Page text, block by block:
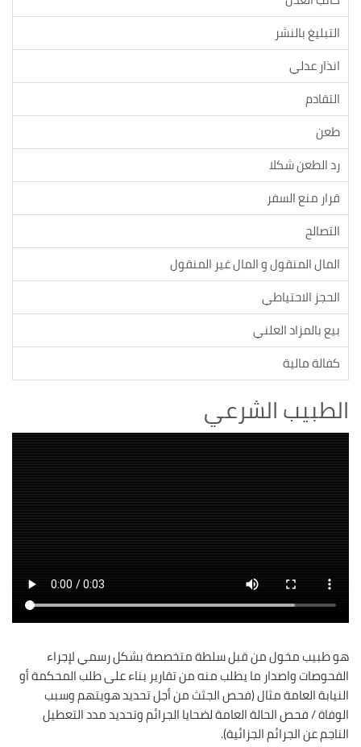
التبليغ بالنشر
انذار عدلي
التقادم
طعن
رد الطعن شكلا
قرار منع السفر
التصالح
المال المنقول و المال غير المنقول
الحجز الاحتياطي
بيع بالمزاد العلني
كفالة مالية
الطبيب الشرعي
هو طبيب مخول من قبل سلطة متخصصة بشكل رسمي لإجراء
الفحوصات واصدار ما يطلب منه من تقارير بناء على طلب المحكمة أو
النيابة العامة مثال (فحص الجثث من أجل تحديد هويتهم وسبب
الوفاة / فحص الحالة العامة لضحايا الجرائم وتحديد مدد التعطيل
الناجم عن الجرائم الجزائية).